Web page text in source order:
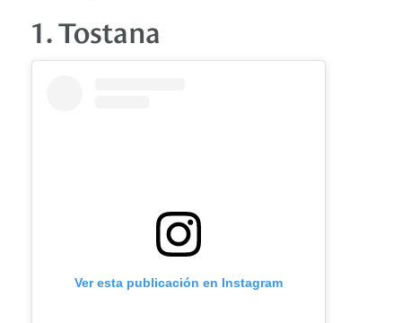
1. Tostana
Ver esta publicación en Instagram